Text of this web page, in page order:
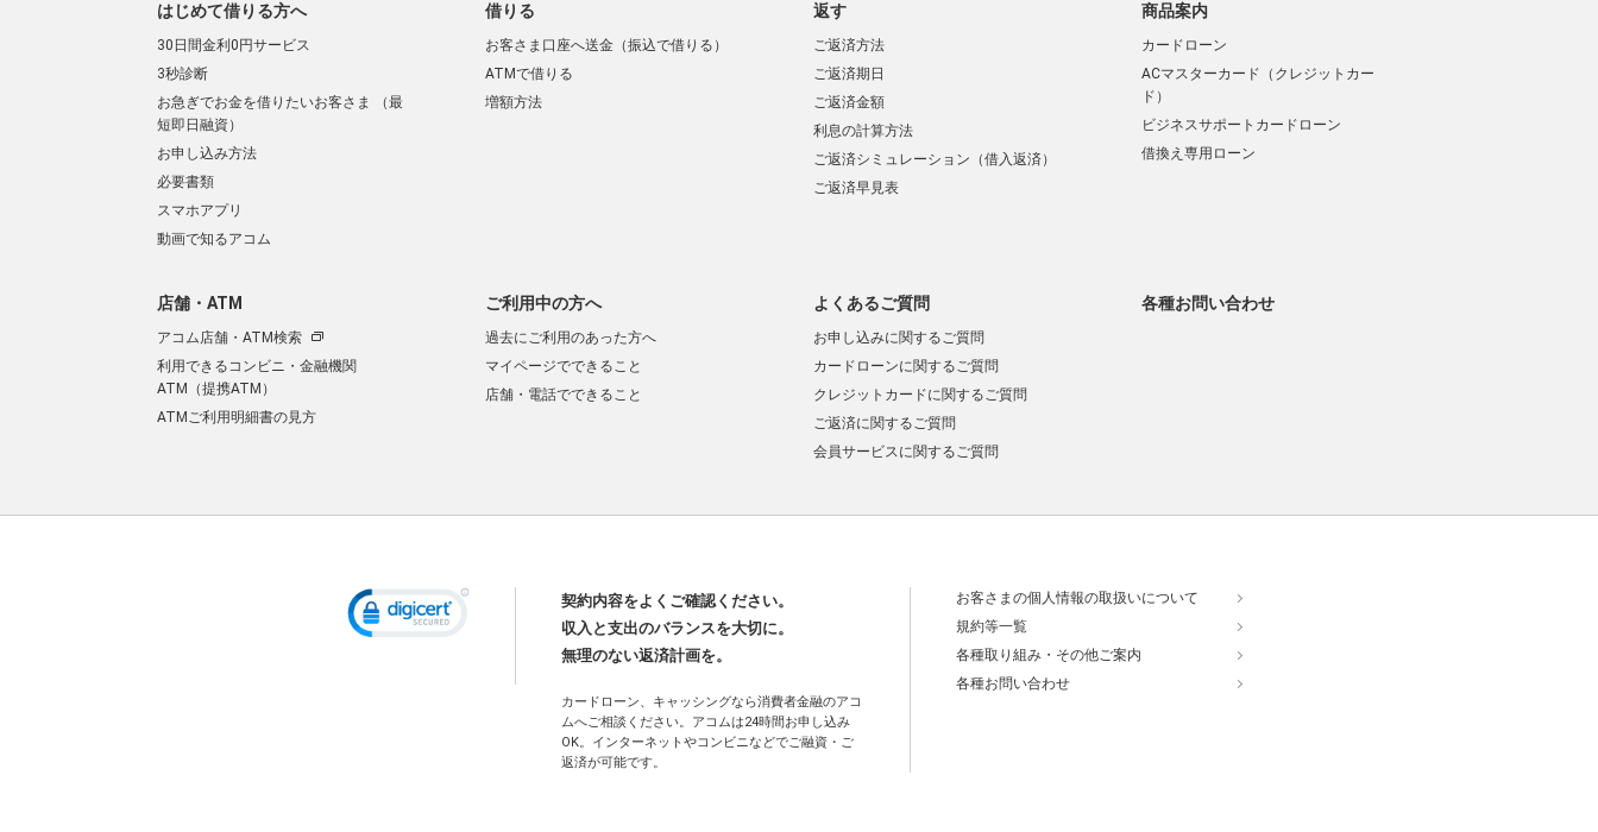
はじめて借りる方へ
30日間金利0円サービス
3秒診断
お急ぎでお金を借りたいお客さま （最
短即日融資）
お申し込み方法
必要書類
スマホアプリ
動画で知るアコム
借りる
お客さま口座へ送金（振込で借りる）
ATMで借りる
増額方法
返す
ご返済方法
ご返済期日
ご返済金額
利息の計算方法
ご返済シミュレーション（借入返済）
ご返済早見表
商品案内
カードローン
ACマスターカード（クレジットカー
ド）
ビジネスサポートカードローン
借換え専用ローン
店舗・ATM
アコム店舗・ATM検索
利用できるコンビニ・金融機関
ATM（提携ATM）
ATMご利用明細書の見方
ご利用中の方へ
過去にご利用のあった方へ
マイページでできること
店舗・電話でできること
よくあるご質問
お申し込みに関するご質問
カードローンに関するご質問
クレジットカードに関するご質問
ご返済に関するご質問
会員サービスに関するご質問
各種お問い合わせ
契約内容をよくご確認ください。
収入と支出のバランスを大切に。
無理のない返済計画を。
カードローン、キャッシングなら消費者金融のアコ
ムへご相談ください。アコムは24時間お申し込み
OK。インターネットやコンビニなどでご融資・ご
返済が可能です。
お客さまの個人情報の取扱いについて
規約等一覧
各種取り組み・その他ご案内
各種お問い合わせ